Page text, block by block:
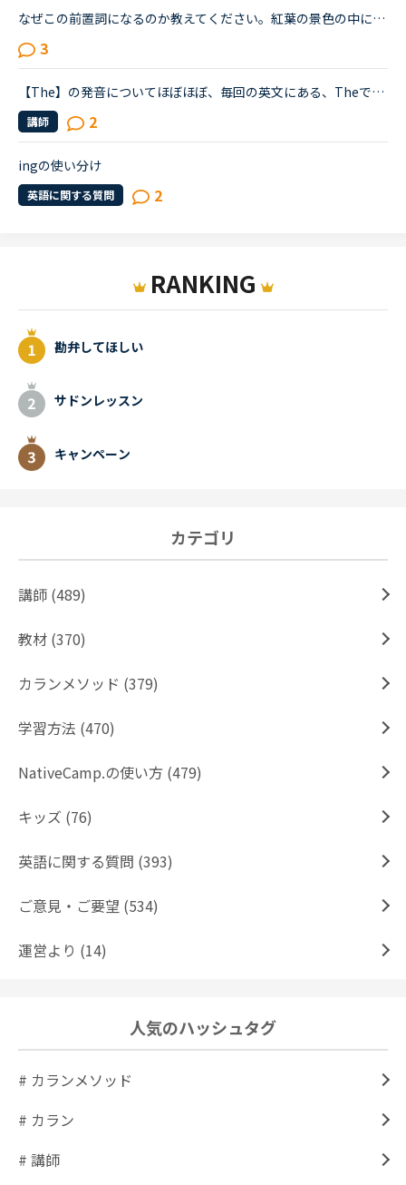
なぜこの前置詞になるのか教えてください。紅葉の景色の中に柴犬が写っている写真の投稿に関して「柴犬は紅葉が似合うね」とコメントしたいのですが。英訳サイトだとShibainu looks good with autumn leaves.と出...
3
【The】の発音についてほぼほぼ、毎回の英文にある、Theですが、先生の指摘で意味不明のことがあり、トピックを作らせていただきました。講師が【The】の発音は、・The（ディ）・The（ダ、または、ザ）の2種類が...
講師 2
ingの使い分け
英語に関する質問 2
RANKING
勘弁してほしい
サドンレッスン
キャンペーン
カテゴリ
講師 (489)
教材 (370)
カランメソッド (379)
学習方法 (470)
NativeCamp.の使い方 (479)
キッズ (76)
英語に関する質問 (393)
ご意見・ご要望 (534)
運営より (14)
人気のハッシュタグ
# カランメソッド
# カラン
# 講師